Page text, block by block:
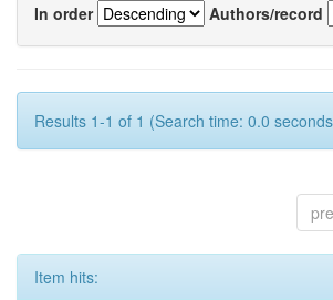
In order
Authors/record
Results 1-1 of 1 (Search time: 0.0
Item hits: